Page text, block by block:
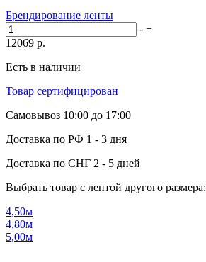
Брендирование ленты
- +
12069 р.
Есть в наличии
Товар сертифицирован
Самовывоз 10:00 до 17:00
Доставка по РФ 1 - 3 дня
Доставка по СНГ 2 - 5 дней
Выбрать товар с лентой другого размера:
4,50м
4,80м
5,00м